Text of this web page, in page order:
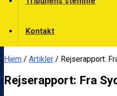
Kontakt
Hjem / Artikler / Rejserapport:
Rejserapport: Fra